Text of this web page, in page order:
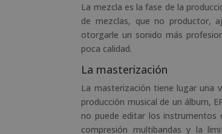
La mezcla es la fase de la
de mezclas, que no productor,
otorgarle un sonido más
poca calidad.
La masterización
La masterización tiene lugar una
producción musical de un álbum,
no puede editar los instrumentos
compresión multibandas y la